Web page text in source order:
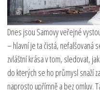
Dnes jsou Samovy veřejné
– hlavní je ta čistá, nefalšovaná
zvláštní krása v tom, sledovat,
do kterých se ho průmysl snaží
naprosto upřímně a bez omluv.